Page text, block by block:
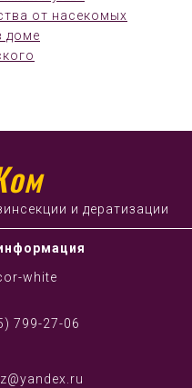
от насекомых
доме
и дератизации
799-27-06